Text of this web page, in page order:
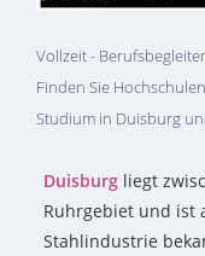
Vollzeit -
Finden Sie
Studium in Duisburg
Duisburg liegt
Ruhrgebiet und ist
Stahlindustrie